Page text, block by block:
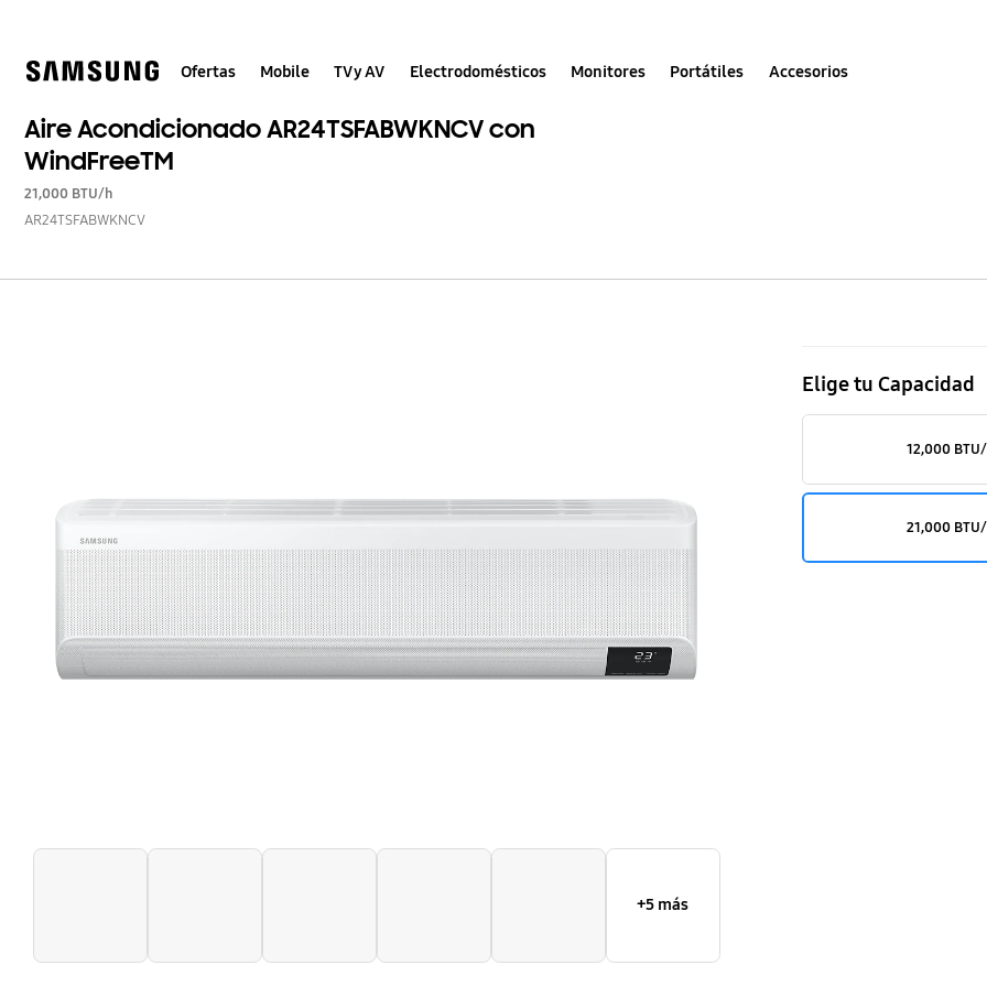
Ofertas Mobile TV y AV Electrodomésticos Monitores Portátiles Accesorios
Aire Acondicionado AR24TSFABWKNCV con
WindFreeTM
21,000 BTU/h
AR24TSFABWKNCV
WindFreeTM
+5 más
Elige tu Capacidad
12,000
21,000